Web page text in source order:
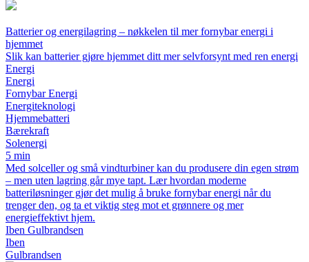
Batterier og energilagring – nøkkelen til mer fornybar energi i
hjemmet
Slik kan batterier gjøre hjemmet ditt mer selvforsynt med ren energi
Energi
Energi
Fornybar Energi
Energiteknologi
Hjemmebatteri
Bærekraft
Solenergi
5 min
Med solceller og små vindturbiner kan du produsere din egen strøm
– men uten lagring går mye tapt. Lær hvordan moderne
batteriløsninger gjør det mulig å bruke fornybar energi når du
trenger den, og ta et viktig steg mot et grønnere og mer
energieffektivt hjem.
Iben Gulbrandsen
Iben
Gulbrandsen